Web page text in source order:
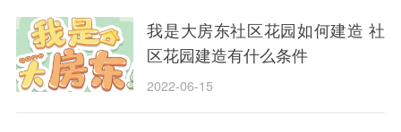
我是大房东社区花园如何建造 社
区花园建造有什么条件
2022-06-15